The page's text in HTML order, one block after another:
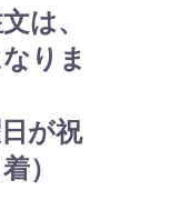
は、
りま
が祝
）